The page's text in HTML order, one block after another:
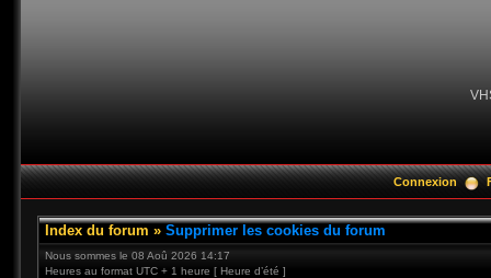
Connexion
Index du forum » Supprimer les cookies du forum
Nous sommes le 08 Aoû 2026 14:17
Heures au format UTC + 1 heure [ Heure d’été ]